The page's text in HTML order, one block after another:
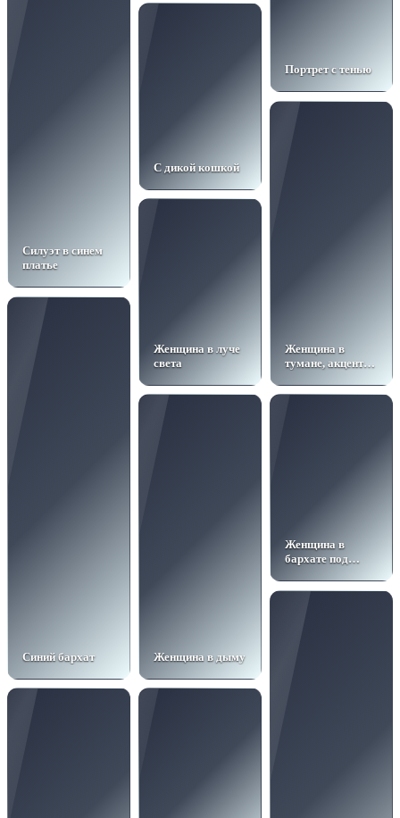
Портрет с тенью
Силуэт в синем
платье
C дикой кошкой
Женщина в
тумане, акцент
Женщина в луче
света
Синий бархат Женщина в дыму
Женщина в
бархате под